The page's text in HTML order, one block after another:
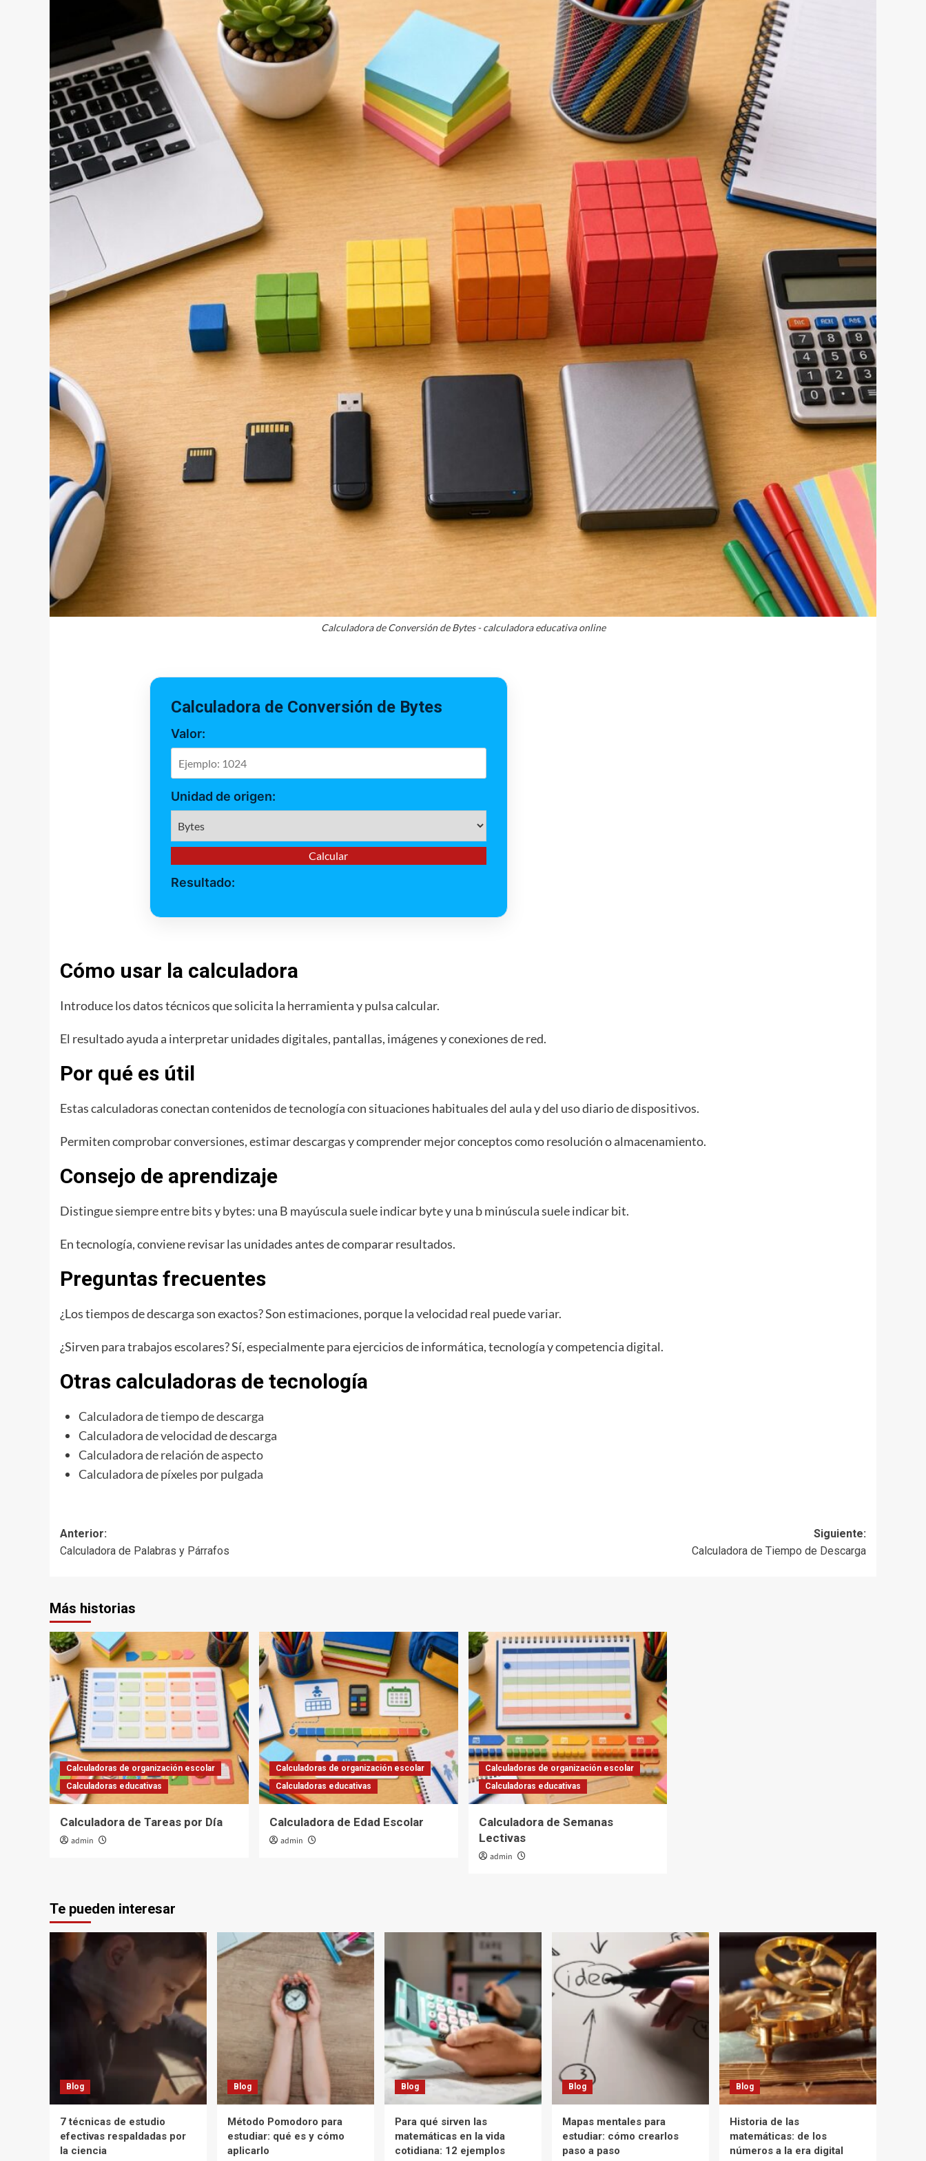
Calculadora de Conversión de Bytes - calculadora educativa online
Calculadora de Conversión de Bytes
Valor:
Unidad de origen:
Calcular
Resultado:
Cómo usar la calculadora
Introduce los datos técnicos que solicita la herramienta y pulsa calcular.
El resultado ayuda a interpretar unidades digitales, pantallas, imágenes y conexiones de red.
Por qué es útil
Estas calculadoras conectan contenidos de tecnología con situaciones habituales del aula y del uso diario de dispositivos.
Permiten comprobar conversiones, estimar descargas y comprender mejor conceptos como resolución o almacenamiento.
Consejo de aprendizaje
Distingue siempre entre bits y bytes: una B mayúscula suele indicar byte y una b minúscula suele indicar bit.
En tecnología, conviene revisar las unidades antes de comparar resultados.
Preguntas frecuentes
¿Los tiempos de descarga son exactos? Son estimaciones, porque la velocidad real puede variar.
¿Sirven para trabajos escolares? Sí, especialmente para ejercicios de informática, tecnología y competencia digital.
Otras calculadoras de tecnología
Calculadora de tiempo de descarga
Calculadora de velocidad de descarga
Calculadora de relación de aspecto
Calculadora de píxeles por pulgada
Navegación
de
Anterior:
Calculadora de Palabras y Párrafos
Siguiente:
Calculadora de Tiempo de Descarga
Más historias
Calculadoras de organización escolar
Calculadoras educativas
Calculadora de Tareas por Día
admin
Calculadoras de organización escolar
Calculadoras educativas
Calculadora de Edad Escolar
admin
Calculadoras de organización escolar
Calculadoras educativas
Calculadora de Semanas
Lectivas
admin
Te pueden interesar
Blog
7 técnicas de estudio
efectivas respaldadas por
la ciencia
Blog
Método Pomodoro para
estudiar: qué es y cómo
aplicarlo
Blog
Para qué sirven las
matemáticas en la vida
cotidiana: 12 ejemplos
Blog
Mapas mentales para
estudiar: cómo crearlos
paso a paso
Blog
Historia de las
matemáticas: de los
números a la era digital